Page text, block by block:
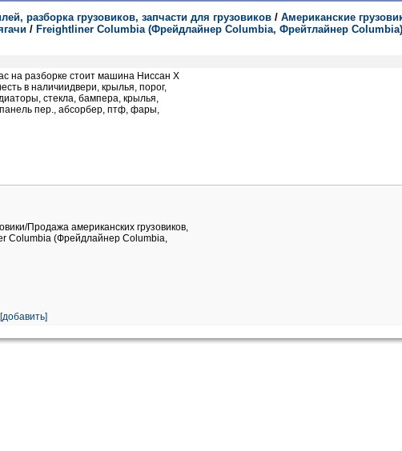
разборка грузовиков, запчасти для грузовиков / Американские
/ Freightliner Columbia (Фрейдлайнер Columbia, Фрейтлайнер Columbia)
на разборке стоит машина Ниссан Х
в наличиидвери, крылья, порог,
стекла, бампера, крылья,
пер., абсорбер, птф, фары,
Продажа американских грузовиков,
Columbia (Фрейдлайнер Columbia,